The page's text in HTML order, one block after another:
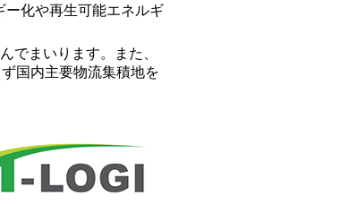
ー化や再生可能エネルギ
でまいります。また、
国内主要物流集積地を